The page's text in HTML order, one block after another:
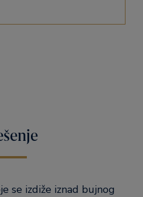
se izdiže iznad bujnog